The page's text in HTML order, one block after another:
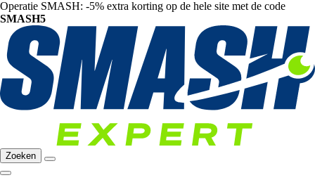
Operatie SMASH: -5% extra korting op de hele site met de code
SMASH5
Zoeken